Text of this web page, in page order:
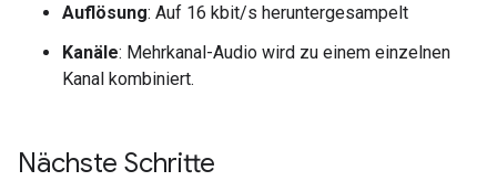
Auflösung: Auf 16 kbit/s heruntergesampelt
Kanäle: Mehrkanal-Audio wird zu einem einzelnen
Kanal kombiniert.
Nächste Schritte